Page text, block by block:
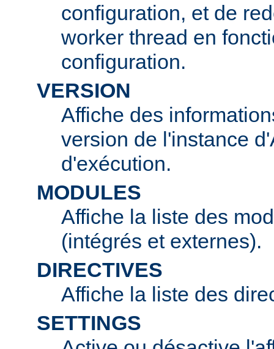
configuration, et de
worker thread en
configuration.
VERSION
Affiche des
version de l'instance
d'exécution.
MODULES
Affiche la liste des
(intégrés et externes).
DIRECTIVES
Affiche la liste des
SETTINGS